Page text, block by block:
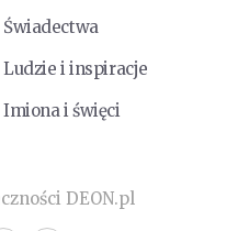
Świadectwa
Ludzie i inspiracje
Imiona i święci
DEON.pl